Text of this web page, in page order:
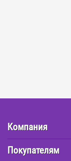
Компания
Покупателям